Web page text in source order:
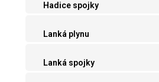
Hadice spojky
Lanká plynu
Lanká spojky